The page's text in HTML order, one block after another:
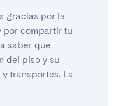
gracias por la
por compartir tu
saber que
del piso y su
transportes. La